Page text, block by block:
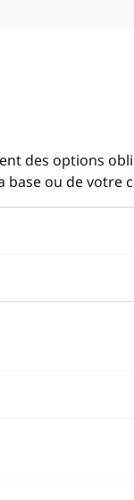
des options
base ou de votre